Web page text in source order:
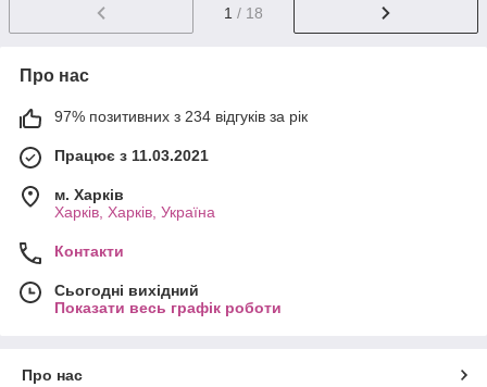
1 / 18
Про нас
97% позитивних з 234 відгуків за рік
Працює з 11.03.2021
м. Харків
Харків, Харків, Україна
Контакти
Сьогодні вихідний
Показати весь графік роботи
Про нас